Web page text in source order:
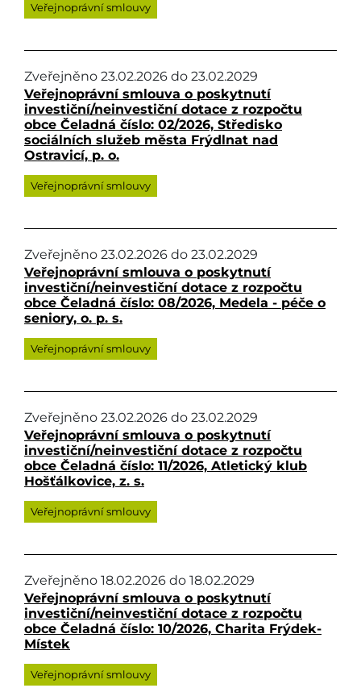
Veřejnoprávní smlouvy
Zveřejněno 23.02.2026 do 23.02.2029
Veřejnoprávní smlouva o poskytnutí
investiční/neinvestiční dotace z rozpočtu
obce Čeladná číslo: 02/2026, Středisko
sociálních služeb města Frýdlnat nad
Ostravicí, p. o.
Veřejnoprávní smlouvy
Zveřejněno 23.02.2026 do 23.02.2029
Veřejnoprávní smlouva o poskytnutí
investiční/neinvestiční dotace z rozpočtu
obce Čeladná číslo: 08/2026, Medela - péče o
seniory, o. p. s.
Veřejnoprávní smlouvy
Zveřejněno 23.02.2026 do 23.02.2029
Veřejnoprávní smlouva o poskytnutí
investiční/neinvestiční dotace z rozpočtu
obce Čeladná číslo: 11/2026, Atletický klub
Hošťálkovice, z. s.
Veřejnoprávní smlouvy
Zveřejněno 18.02.2026 do 18.02.2029
Veřejnoprávní smlouva o poskytnutí
investiční/neinvestiční dotace z rozpočtu
obce Čeladná číslo: 10/2026, Charita Frýdek-
Místek
Veřejnoprávní smlouvy